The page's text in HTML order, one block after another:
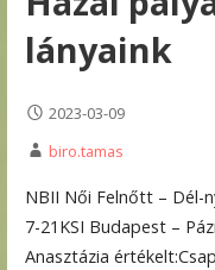
lányaink
2023-03-09
biro.tamas
NBII Női Felnőtt – Dél-
7-21KSI Budapest –
Anasztázia